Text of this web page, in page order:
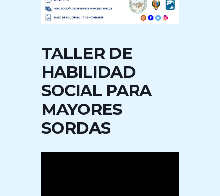
TALLER DE
HABILIDAD
SOCIAL PARA
MAYORES
SORDAS